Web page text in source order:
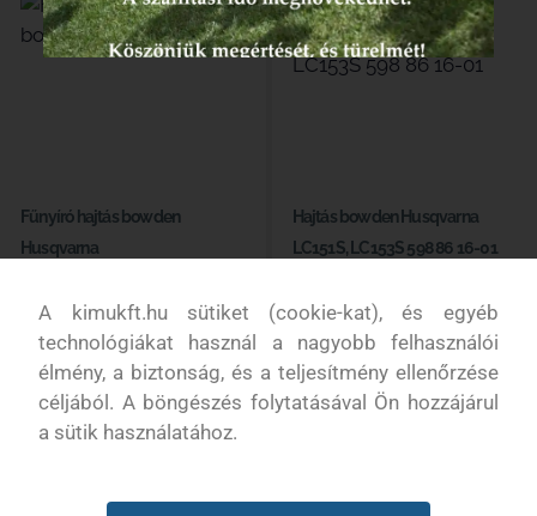
Tartozékok és kiegészítők
Fűnyíró hajtás bowden
Husqvarna
1 990Ft
Kosárba
Hajtás bowden Husqvarna
LC151S, LC153S 598 86 16-01
9 290Ft
Kosárba
A kimukft.hu sütiket (cookie-kat), és egyéb
technológiákat használ a nagyobb felhasználói
élmény, a biztonság, és a teljesítmény ellenőrzése
céljából. A böngészés folytatásával Ön hozzájárul
a sütik használatához.